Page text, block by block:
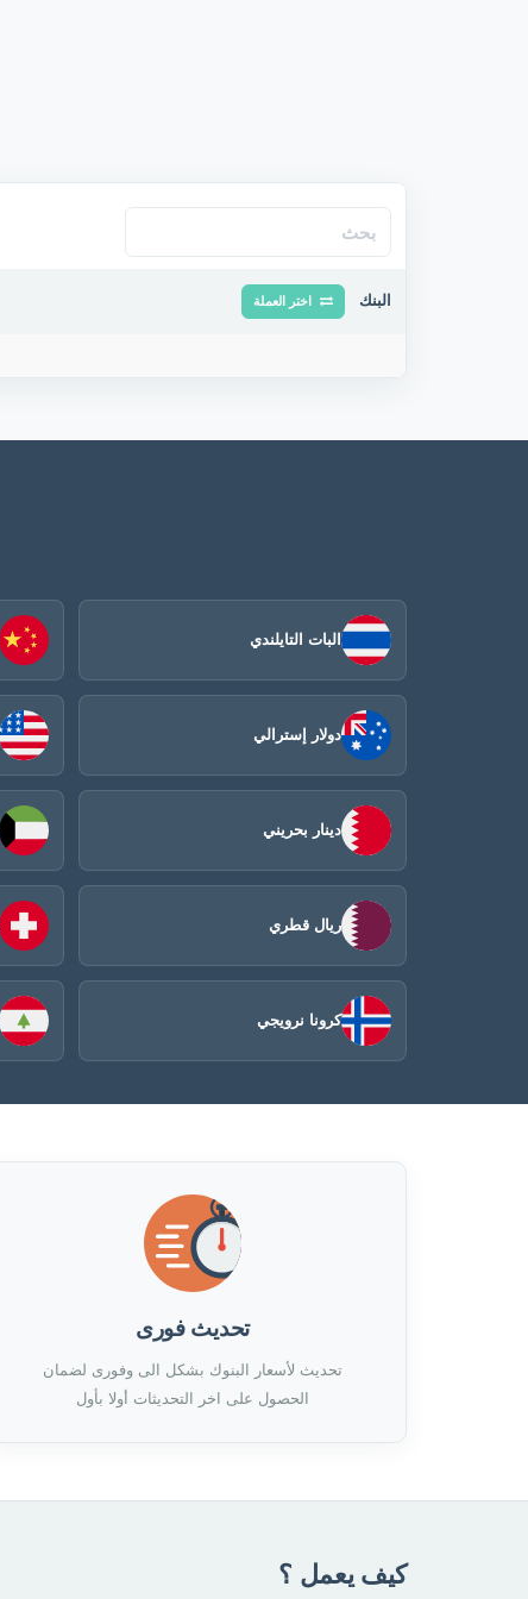
البنك اختر العملة
البات التايلندي
دولار إسترالي
دينار بحريني
ريال قطري
كرونا نرويجي
تحديث فورى
تحديث لأسعار البنوك بشكل الى وفورى لضمان
الحصول على اخر التحديثات أولا بأول
كيف يعمل ؟